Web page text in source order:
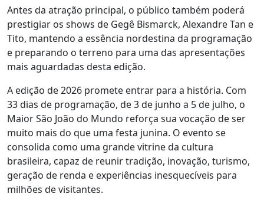
Antes da atração principal, o público também poderá
prestigiar os shows de Gegê Bismarck, Alexandre Tan e
Tito, mantendo a essência nordestina da programação
e preparando o terreno para uma das apresentações
mais aguardadas desta edição.
A edição de 2026 promete entrar para a história. Com
33 dias de programação, de 3 de junho a 5 de julho, o
Maior São João do Mundo reforça sua vocação de ser
muito mais do que uma festa junina. O evento se
consolida como uma grande vitrine da cultura
brasileira, capaz de reunir tradição, inovação, turismo,
geração de renda e experiências inesquecíveis para
milhões de visitantes.